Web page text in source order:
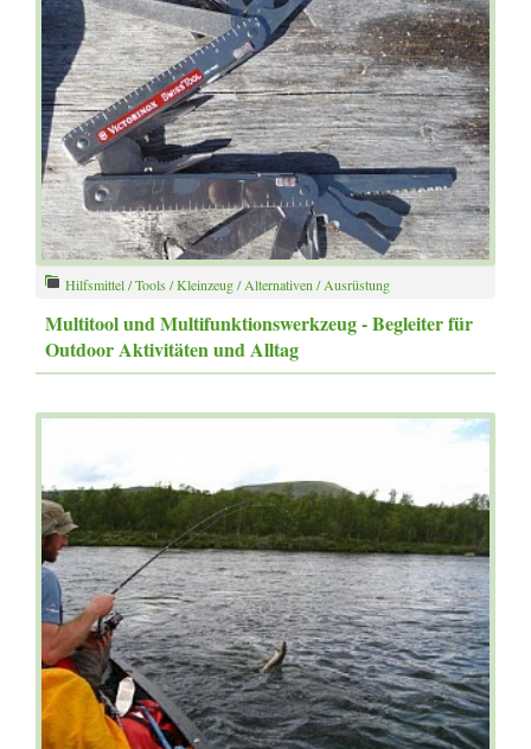
Hilfsmittel / Tools / Kleinzeug / Alternativen / Ausrüstung
Multitool und Multifunktionswerkzeug - Begleiter für
Outdoor Aktivitäten und Alltag